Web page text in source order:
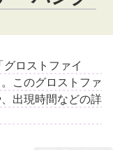
ロストファイ
このグロストファ
出現時間などの詳